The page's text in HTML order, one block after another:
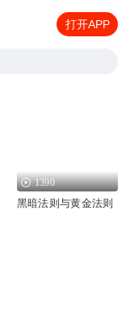
打开APP
1390
黑暗法则与黄金法则